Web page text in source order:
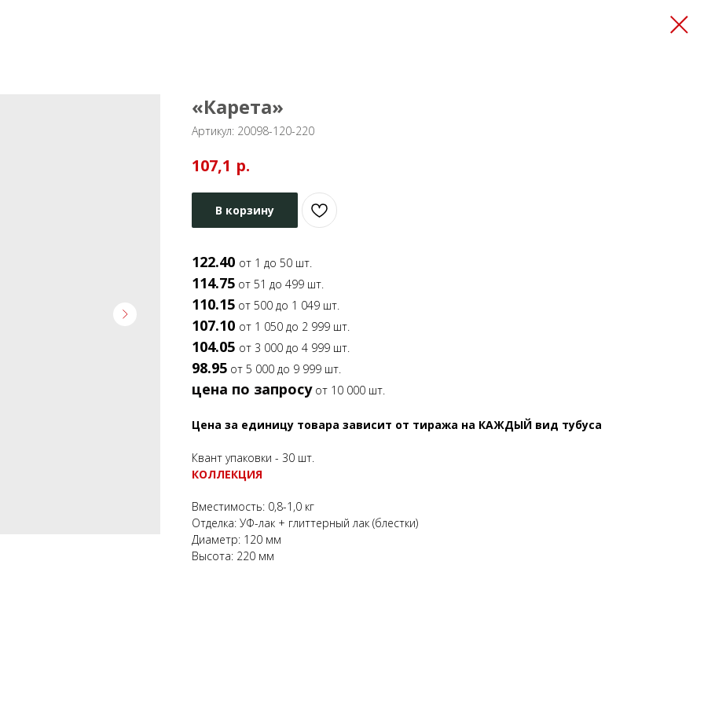
«Карета»
Артикул: 20098-120-220
107,1 р.
В корзину
122.40 от 1 до 50 шт.
114.75 от 51 до 499 шт.
110.15 от 500 до 1 049 шт.
107.10 от 1 050 до 2 999 шт.
104.05 от 3 000 до 4 999 шт.
98.95 от 5 000 до 9 999 шт.
цена по запросуот 10 000 шт.
Цена за единицу товара зависит от тиража на КАЖДЫЙ вид тубуса
Квант упаковки - 30 шт.
КОЛЛЕКЦИЯ
Вместимость: 0,8-1,0 кг
Отделка: УФ-лак + глиттерный лак (блестки)
Диаметр: 120 мм
Высота: 220 мм